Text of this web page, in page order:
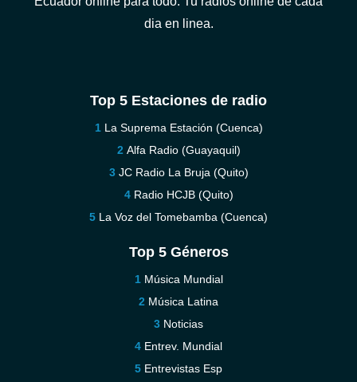
dia en linea.
Top 5 Estaciones de radio
La Suprema Estación (Cuenca)
Alfa Radio (Guayaquil)
JC Radio La Bruja (Quito)
Radio HCJB (Quito)
La Voz del Tomebamba (Cuenca)
Top 5 Géneros
Música Mundial
Música Latina
Noticias
Entrev. Mundial
Entrevistas Esp